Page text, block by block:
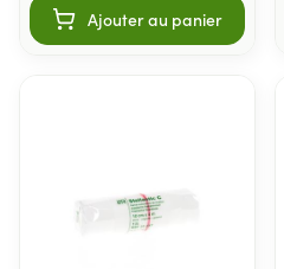
Ajouter au panier